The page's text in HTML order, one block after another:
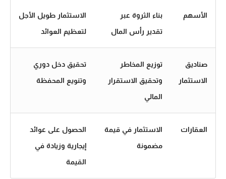
الأسهم
بناء الثروة عبر
تقدير رأس المال
الاستثمار طويل الأجل
لتعظيم العوائد
صناديق
الاستثمار
توزيع المخاطر
وتحقيق الاستقرار
المالي
تحقيق دخل دوري
وتنويع المحفظة
العقارات
الاستثمار في قيمة
مضمونة
الحصول على عوائد
إيجارية وزيادة في
القيمة